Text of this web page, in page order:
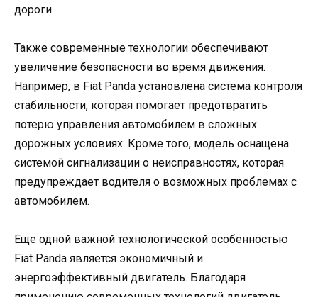
дороги.
Также современные технологии обеспечивают
увеличение безопасности во время движения.
Например, в Fiat Panda установлена система контроля
стабильности, которая помогает предотвратить
потерю управления автомобилем в сложных
дорожных условиях. Кроме того, модель оснащена
системой сигнализации о неисправностях, которая
предупреждает водителя о возможных проблемах с
автомобилем.
Еще одной важной технологической особенностью
Fiat Panda является экономичный и
энергоэффективный двигатель. Благодаря